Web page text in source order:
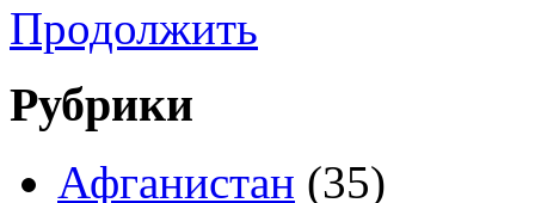
Продолжить
Рубрики
Афганистан (35)